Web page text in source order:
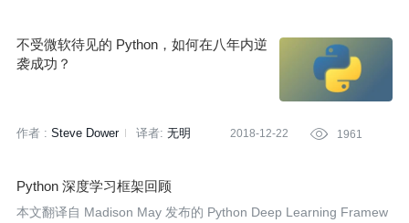
不受微软待见的 Python，如何在八年内逆
袭成功？
作者 : Steve Dower 译者: 无明 2018-12-22  1961
Python 深度学习框架回顾
本文翻译自 Madison May 发布的 Python Deep Learning Framew